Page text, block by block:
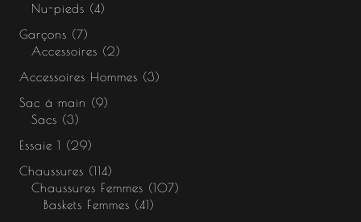
Nu-pieds
4
Garçons
7
Accessoires
2
Accessoires Hommes
3
Sac à main
9
Sacs
3
Essaie 1
29
Chaussures
114
Chaussures Femmes
107
Baskets Femmes
41